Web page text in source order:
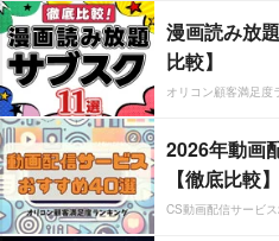
漫画読み放
比較】
オリコン顧客満足度
2026年動画
【徹底比較】
CS動画配信サービ